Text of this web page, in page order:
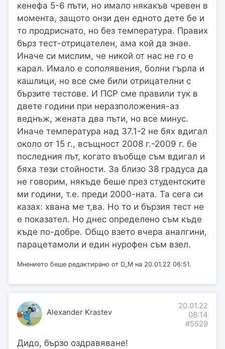
кенефа 5-6 пъти, но имало някакъв чревен в
момента, защото онзи ден едното дете бе и
то продриснато, но без температура. Правих
бърз тест-отрицателен, ама кой да знае.
Иначе си мислим, че никой от нас не го е
карал. Имало е сополявения, болни гърла и
кашлици, но все сме били отрицателни с
бързите тестове. И ПСР сме правили тук в
двете години при неразположения-аз
веднъж, жената два пъти, но все минус.
Иначе температура над 37.1-2 не бях вдигал
около от 15 г., всъщност 2008 г.-2009 г. бе
последния път, когато въобще съм вдигал и
бяха тези стойности. За близо 38 градуса да
не говорим, някъде беше през студентските
ми години, т.е. преди 2000-ната. Та сега си
казах: хвана ме т,ва. Но то и бързия тест не
е показател. Но днес определено съм къде
къде по-добре. Общо взето вчера аналгини,
парацетамоли и един нурофен съм взел.
Мнението беше редактирано от D_M на 20.01.22 06:51.
Alexander Krastev
20.01.22
08:14
#5529
Дидо, бързо оздравяване!